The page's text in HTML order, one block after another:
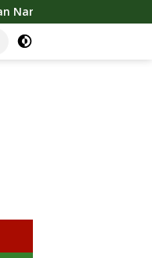
Seberat 5,05 Gram